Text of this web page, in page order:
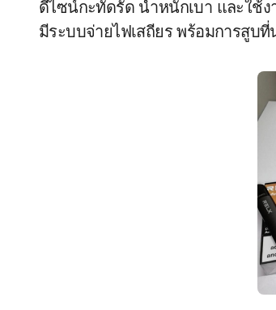
ดีไซน์กะทัดรัด น้ำหนักเบา และใช้ง
มีระบบจ่ายไฟเสถียร พร้อมการสูบ